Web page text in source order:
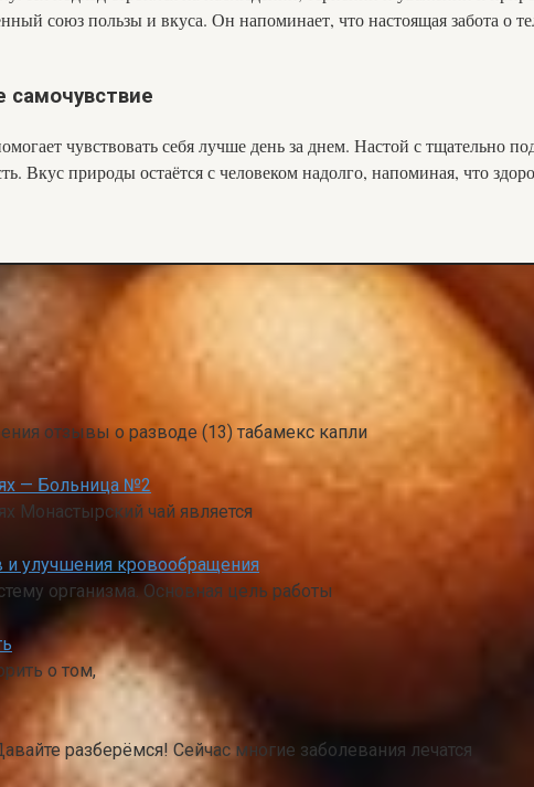
союз пользы и вкуса. Он напоминает, что настоящая забота о
самочувствие
чувствовать себя лучше день за днем. Настой с тщательно
Вкус природы остаётся с человеком надолго, напоминая, что
отзывы о разводе (13) табамекс капли
— Больница №2
Монастырский чай является
и улучшения кровообращения
организма. Основная цель работы
о том,
разберёмся! Сейчас многие заболевания лечатся